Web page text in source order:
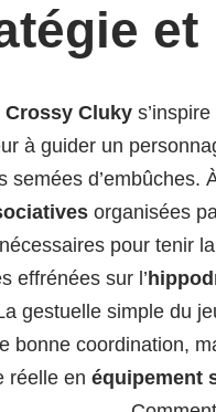
Crossy Cluky
à guider un
semées
organisées
pour tenir
effrénées sur l’
gestuelle simple du
bonne coordination,
réelle en équipement